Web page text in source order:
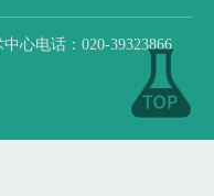
心电话：020-39323866